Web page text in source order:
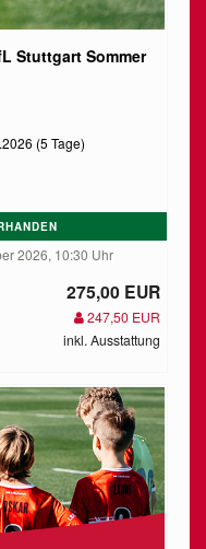
Stuttgart Sommer
(5 Tage)
2026, 10:30 Uhr
275,00 EUR
247,50 EUR
inkl. Ausstattung